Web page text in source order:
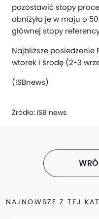
pozostawić stopy
obniżyła je w maju o
głównej stopy
Najbliższe posiedzenie
wtorek i środę (2-3
(ISBnews)
Źródło: ISB news
NAJNOWSZE Z TEJ